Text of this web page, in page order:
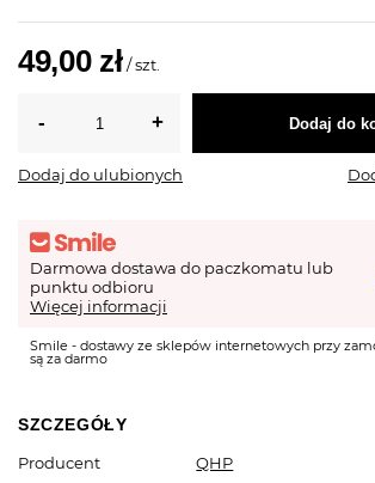
49,00 zł /szt.
Dodaj do
Dodaj do ulubionych
Darmowa dostawa do paczkomatu lub
punktu odbioru
Więcej informacji
Smile - dostawy ze sklepów internetowych przy
są za darmo
SZCZEGÓŁY
Producent
QHP